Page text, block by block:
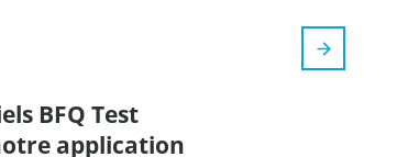
BFQ Test
application